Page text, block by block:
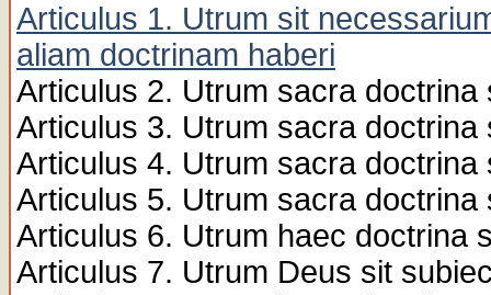
Articulus 1. Utrum sit
aliam doctrinam haberi
Articulus 2. Utrum sacra doctrina
Articulus 3. Utrum sacra doctrina
Articulus 4. Utrum sacra doctrina
Articulus 5. Utrum sacra doctrina
Articulus 6. Utrum haec doctrina
Articulus 7. Utrum Deus sit